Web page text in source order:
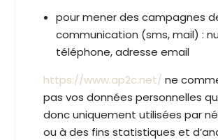
pour mener des campagnes
communication (sms, mail) :
téléphone, adresse email
https://www.ap2c.net/ ne
pas vos données personnelles
donc uniquement utilisées par
ou à des fins statistiques et